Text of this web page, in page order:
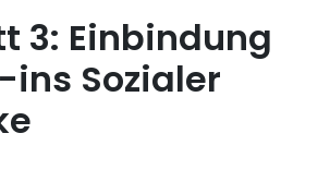
Einbindung
ins Sozialer